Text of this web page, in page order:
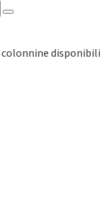
disponibili